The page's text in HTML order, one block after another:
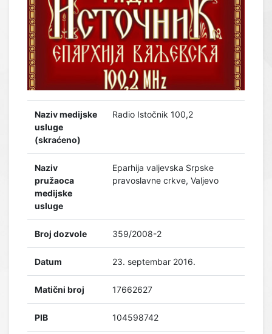
Naziv medijske
usluge
(skraćeno)
Radio Istočnik 100,2
Naziv
pružaoca
medijske
usluge
Eparhija valjevska Srpske
pravoslavne crkve, Valjevo
Broj dozvole 359/2008-2
Datum 23. septembar 2016.
Matični broj 17662627
PIB 104598742